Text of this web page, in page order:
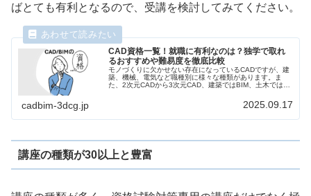
ばとても有利となるので、受講を検討してみてください。
CAD資格一覧！就職に有利なのは？独学で取れ
るおすすめや難易度を徹底比較
モノづくりに欠かせない存在になっているCADですが、建
築、機械、電気など職種別に様々な種類があります。ま
た、2次元CADから3次元CAD、建築ではBIM、土木では
これをカバーするように資格も色々とあります。これらの
cadbim-3dcg.jp 2025.09.17
講座の種類が30以上と豊富